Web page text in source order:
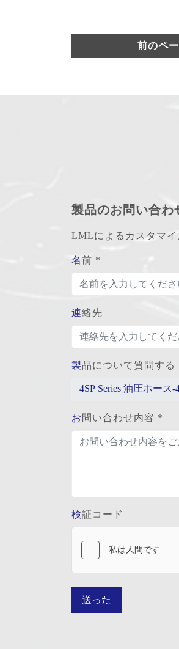
前のペ
製品のお問い合わ
LMLによるカスタマイ
名前 *
連絡先
製品について質問する
お問い合わせ内容 *
検証コード
送った